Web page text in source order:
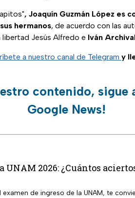
, Joaquín Guzmán López es
hermanos, de acuerdo con las
libertad Jesús Alfredo e Iván
a nuestro canal de Telegram y
contenido, sigue
Google News!
UNAM 2026: ¿Cuántos
de ingreso de la UNAM, te